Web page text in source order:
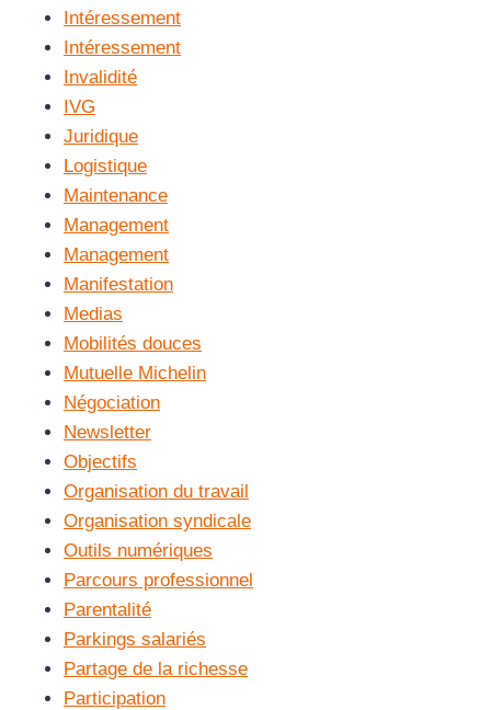
Intéressement
Intéressement
Invalidité
IVG
Juridique
Logistique
Maintenance
Management
Management
Manifestation
Medias
Mobilités douces
Mutuelle Michelin
Négociation
Newsletter
Objectifs
Organisation du travail
Organisation syndicale
Outils numériques
Parcours professionnel
Parentalité
Parkings salariés
Partage de la richesse
Participation